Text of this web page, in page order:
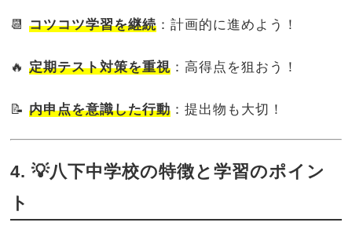
📆コツコツ学習を継続 ：計画的に進めよう！
🔥定期テスト対策を重視 ：高得点を狙おう！
📝内申点を意識した行動 ：提出物も大切！
4. 💡八下中学校の特徴と学習のポイン
ト